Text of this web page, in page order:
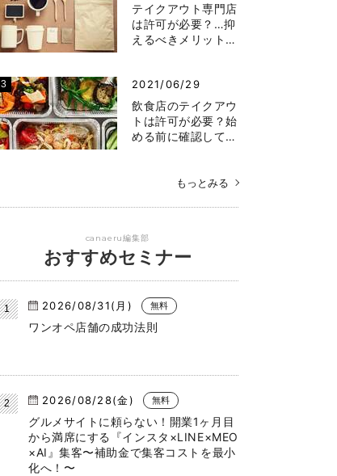
テイクアウト専門店
は許可が必要？…抑
えるべきメリット…
2021/06/29
飲食店のテイクアウ
トは許可が必要？始
める前に確認して…
もっとみる
canaeru編集部
おすすめセミナー
2026/08/31(月) 無料
ワンオペ店舗の成功法則
2026/08/28(金) 無料
グルメサイトに頼らない！開業1ヶ月目
から満席にする『インスタ×LINE×MEO
×AI』集客〜補助金で集客コストを最小
化へ！〜